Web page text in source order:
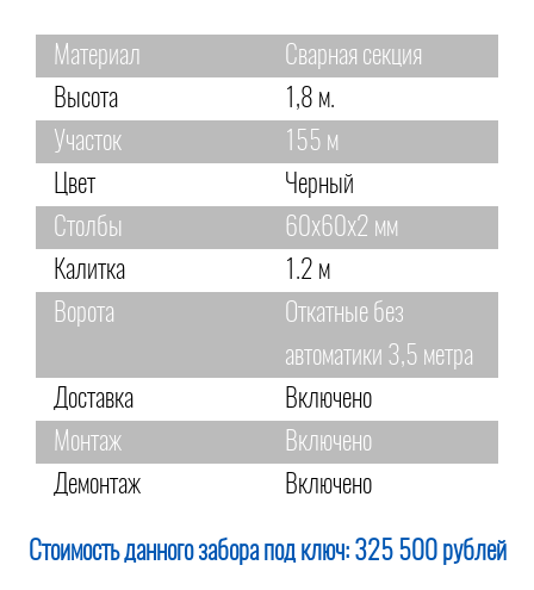
Материал
Сварная секция
Высота
1,8 м.
Участок
155 м
Цвет
Черный
Столбы
60х60х2 мм
Калитка
1.2 м
Ворота
Откатные без
автоматики 3,5 метра
Доставка
Включено
Монтаж
Включено
Демонтаж
Включено
Стоимость данного забора под ключ: 325 500 рублей